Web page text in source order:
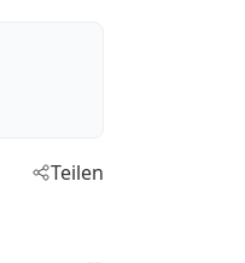
Teilen